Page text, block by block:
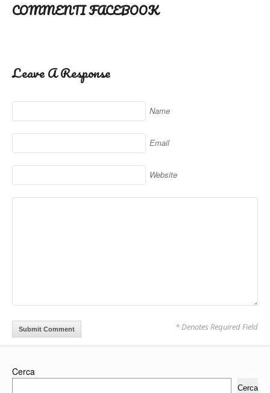
COMMENTI FACEBOOK
Leave A Response
Name
Email
Website
* Denotes Required Field
Cerca
Cerca